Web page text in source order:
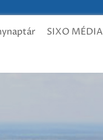
SIXO MÉDIA